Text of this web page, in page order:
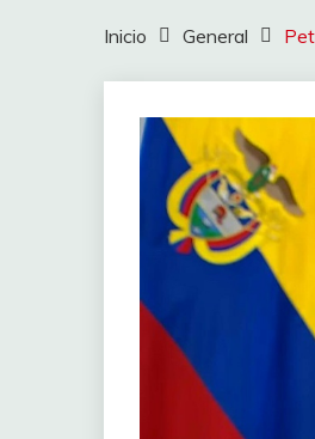
Inicio General